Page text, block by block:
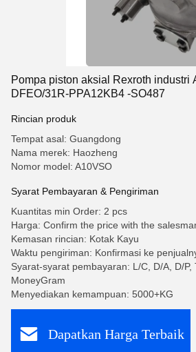
Pompa piston aksial Rexroth industri
DFEO/31R-PPA12KB4 -SO487
Rincian produk
Tempat asal: Guangdong
Nama merek: Haozheng
Nomor model: A10VSO
Syarat Pembayaran & Pengiriman
Kuantitas min Order: 2 pcs
Harga: Confirm the price with the
Kemasan rincian: Kotak Kayu
Waktu pengiriman: Konfirmasi ke
Syarat-syarat pembayaran: L/C, D/A, D/P,
MoneyGram
Menyediakan kemampuan: 5000+KG
Dapatkan Harga Terbaik